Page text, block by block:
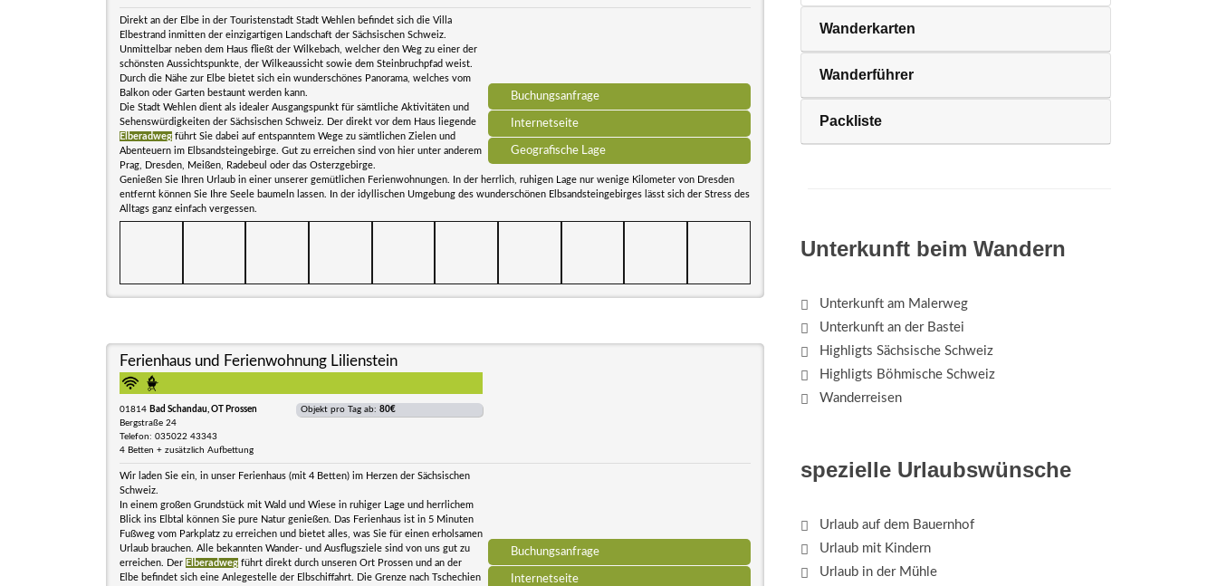
Buchungsanfrage
Internetseite
Geografische Lage
Direkt an der Elbe in der Touristenstadt Stadt Wehlen befindet sich die Villa
Elbestrand inmitten der einzigartigen Landschaft der Sächsischen Schweiz.
Unmittelbar neben dem Haus fließt der Wilkebach, welcher den Weg zu einer der
schönsten Aussichtspunkte, der Wilkeaussicht sowie dem Steinbruchpfad weist.
Durch die Nähe zur Elbe bietet sich ein wunderschönes Panorama, welches vom
Balkon oder Garten bestaunt werden kann.
Die Stadt Wehlen dient als idealer Ausgangspunkt für sämtliche Aktivitäten und
Sehenswürdigkeiten der Sächsischen Schweiz. Der direkt vor dem Haus liegende
Elberadweg führt Sie dabei auf entspanntem Wege zu sämtlichen Zielen und
Abenteuern im Elbsandsteingebirge. Gut zu erreichen sind von hier unter anderem
Prag, Dresden, Meißen, Radebeul oder das Osterzgebirge.
Genießen Sie Ihren Urlaub in einer unserer gemütlichen Ferienwohnungen. In der herrlich, ruhigen Lage nur wenige Kilometer von Dresden
entfernt können Sie Ihre Seele baumeln lassen. In der idyllischen Umgebung des wunderschönen Elbsandsteingebirges lässt sich der Stress des
Alltags ganz einfach vergessen.
Buchungsanfrage
Internetseite
Ferienhaus und Ferienwohnung Lilienstein
01814 Bad Schandau, OT Prossen
Bergstraße 24
Telefon: 035022 43343
4 Betten + zusätzlich Aufbettung
Objekt pro Tag ab: 80€
Wir laden Sie ein, in unser Ferienhaus (mit 4 Betten) im Herzen der Sächsischen
Schweiz.
In einem großen Grundstück mit Wald und Wiese in ruhiger Lage und herrlichem
Blick ins Elbtal können Sie pure Natur genießen. Das Ferienhaus ist in 5 Minuten
Fußweg vom Parkplatz zu erreichen und bietet alles, was Sie für einen erholsamen
Urlaub brauchen. Alle bekannten Wander- und Ausflugsziele sind von uns gut zu
erreichen. Der Elberadweg führt direkt durch unseren Ort Prossen und an der
Elbe befindet sich eine Anlegestelle der Elbschiffahrt. Die Grenze nach Tschechien
Wanderkarten
Wanderführer
Packliste
Unterkunft beim Wandern
Unterkunft am Malerweg
Unterkunft an der Bastei
Highligts Sächsische Schweiz
Highligts Böhmische Schweiz
Wanderreisen
spezielle Urlaubswünsche
Urlaub auf dem Bauernhof
Urlaub mit Kindern
Urlaub in der Mühle